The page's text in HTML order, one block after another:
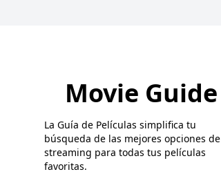
Movie Guide
La Guía de Películas simplifica tu
búsqueda de las mejores opciones de
streaming para todas tus películas
favoritas.